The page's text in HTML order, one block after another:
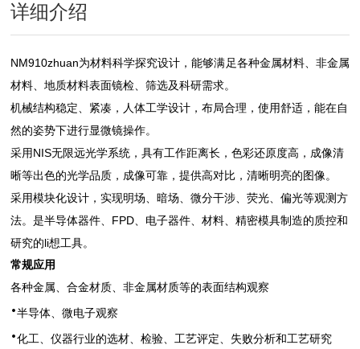
详细介绍
NM910zhuan为材料科学探究设计，能够满足各种金属材料、非金属
材料、地质材料表面镜检、筛选及科研需求。
机械结构稳定、紧凑，人体工学设计，布局合理，使用舒适，能在自
然的姿势下进行显微镜操作。
采用NIS无限远光学系统，具有工作距离长，色彩还原度高，成像清
晰等出色的光学品质，成像可靠，提供高对比，清晰明亮的图像。
采用模块化设计，实现明场、暗场、微分干涉、荧光、偏光等观测方
法。是半导体器件、FPD、电子器件、材料、精密模具制造的质控和
研究的li想工具。
常规应用
各种金属、合金材质、非金属材质等的表面结构观察
·半导体、微电子观察
·化工、仪器行业的选材、检验、工艺评定、失败分析和工艺研究